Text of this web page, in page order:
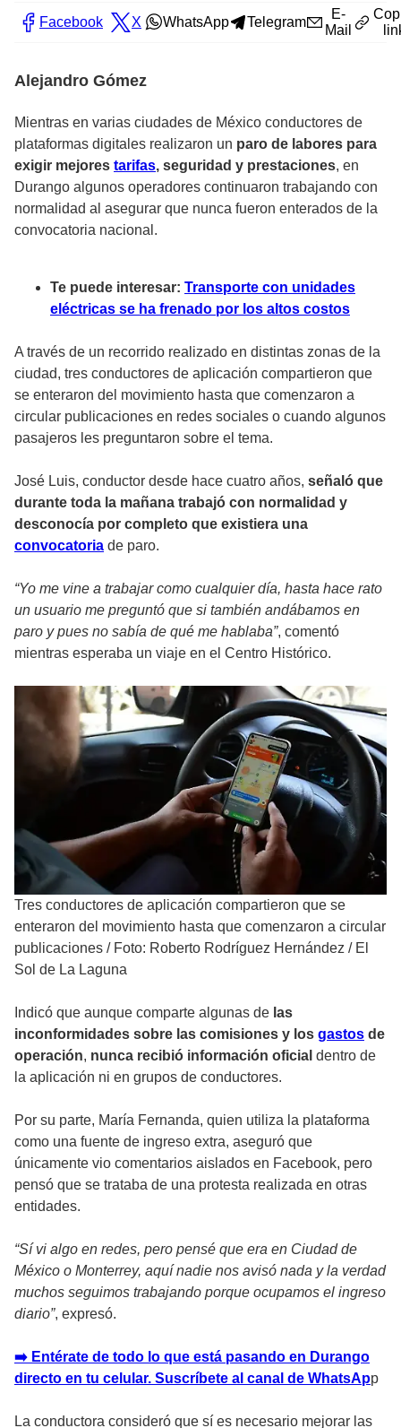
Facebook X WhatsApp Telegram
E-
Mail
Alejandro Gómez
Mientras en varias ciudades de México conductores de
plataformas digitales realizaron un paro de labores para
exigir mejores tarifas, seguridad y prestaciones, en
Durango algunos operadores continuaron trabajando con
normalidad al asegurar que nunca fueron enterados de la
convocatoria nacional.
Te puede interesar: Transporte con unidades
eléctricas se ha frenado por los altos costos
A través de un recorrido realizado en distintas zonas de la
ciudad, tres conductores de aplicación compartieron que
se enteraron del movimiento hasta que comenzaron a
circular publicaciones en redes sociales o cuando algunos
pasajeros les preguntaron sobre el tema.
José Luis, conductor desde hace cuatro años, señaló que
durante toda la mañana trabajó con normalidad y
desconocía por completo que existiera una
convocatoria de paro.
“Yo me vine a trabajar como cualquier día, hasta hace rato
un usuario me preguntó que si también andábamos en
paro y pues no sabía de qué me hablaba”, comentó
mientras esperaba un viaje en el Centro Histórico.
Tres conductores de aplicación compartieron que se
enteraron del movimiento hasta que comenzaron a circular
publicaciones / Foto: Roberto Rodríguez Hernández / El
Sol de La Laguna
Indicó que aunque comparte algunas de las
inconformidades sobre las comisiones y los gastos de
operación, nunca recibió información oficial dentro de
la aplicación ni en grupos de conductores.
Por su parte, María Fernanda, quien utiliza la plataforma
como una fuente de ingreso extra, aseguró que
únicamente vio comentarios aislados en Facebook, pero
pensó que se trataba de una protesta realizada en otras
entidades.
“Sí vi algo en redes, pero pensé que era en Ciudad de
México o Monterrey, aquí nadie nos avisó nada y la verdad
muchos seguimos trabajando porque ocupamos el ingreso
diario”, expresó.
➡️ Entérate de todo lo que está pasando en Durango
directo en tu celular. Suscríbete al canal de WhatsApp
La conductora consideró que sí es necesario mejorar las